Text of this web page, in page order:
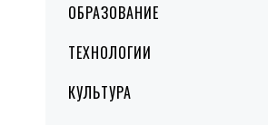
ОБРАЗОВАНИЕ
ТЕХНОЛОГИИ
КУЛЬТУРА